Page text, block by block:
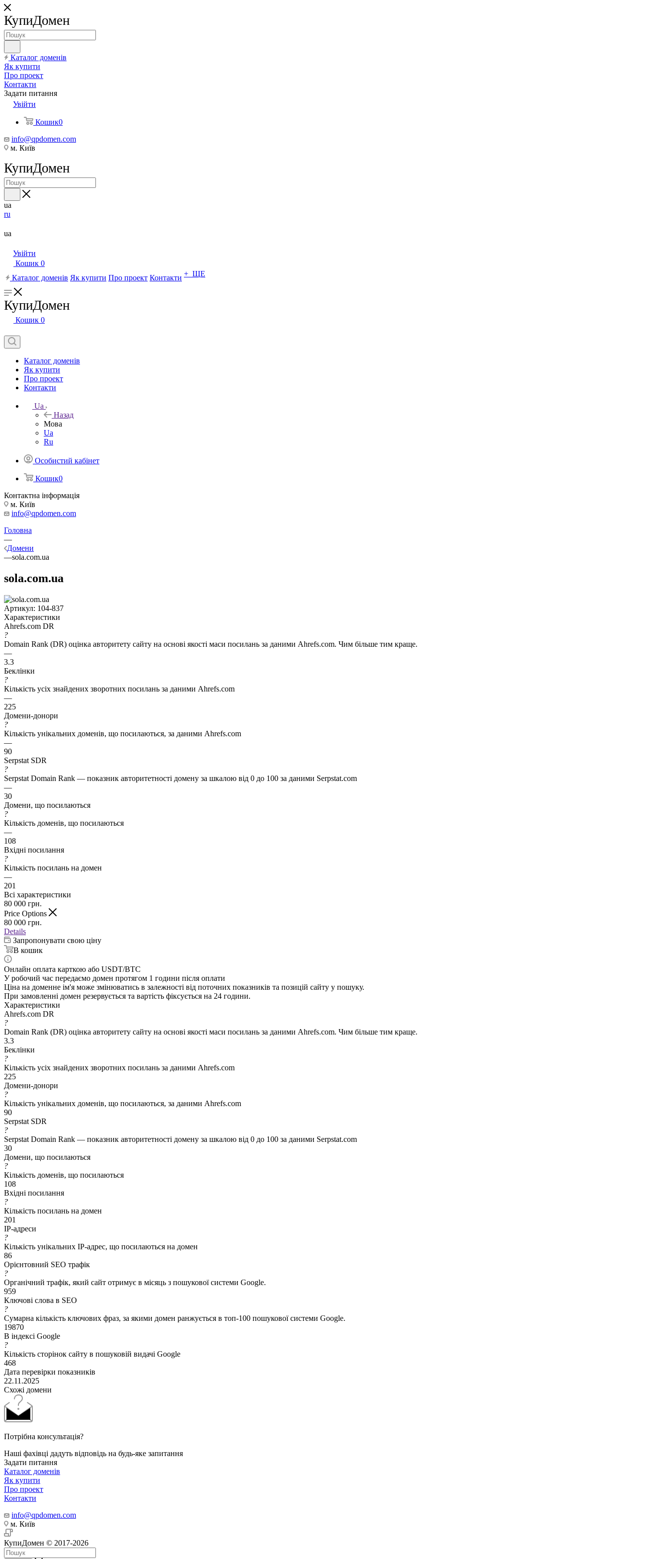
КупиДомен
Каталог доменів
Як купити
Про проект
Контакти
Задати питання
Увійти
Кошик0
info@qpdomen.com
м. Київ
КупиДомен
ua
ru
ua
Увійти
Кошик 0
Каталог доменів Як купити Про проект Контакти + ЩЕ
КупиДомен
Кошик 0
Каталог доменів
Як купити
Про проект
Контакти
Ua
Назад
Мова
Ua
Ru
Особистий кабінет
Кошик0
Контактна інформація
м. Київ
info@qpdomen.com
Головна
—
Домени
—sola.com.ua
sola.com.ua
Артикул: 104-837
Характеристики
Ahrefs.com DR
?
Domain Rank (DR) оцінка авторитету сайту на основі якості маси посилань за даними Ahrefs.com. Чим більше тим краще.
—
3.3
Беклінки
?
Кількість усіх знайдених зворотних посилань за даними Ahrefs.com
—
225
Домени-донори
?
Кількість унікальних доменів, що посилаються, за даними Ahrefs.com
—
90
Serpstat SDR
?
Serpstat Domain Rank — показник авторитетності домену за шкалою від 0 до 100 за даними Serpstat.com
—
30
Домени, що посилаються
?
Кількість доменів, що посилаються
—
108
Вхідні посилання
?
Кількість посилань на домен
—
201
Всі характеристики
80 000 грн.
Price Options
80 000 грн.
Details
Запропонувати свою ціну
В кошик
Онлайн оплата карткою або USDT/BTC
У робочий час передаємо домен протягом 1 години після оплати
Ціна на доменне ім'я може змінюватись в залежності від поточних показників та позицій сайту у пошуку.
При замовленні домен резервується та вартість фіксується на 24 години.
Характеристики
Ahrefs.com DR
?
Domain Rank (DR) оцінка авторитету сайту на основі якості маси посилань за даними Ahrefs.com. Чим більше тим краще.
3.3
Беклінки
?
Кількість усіх знайдених зворотних посилань за даними Ahrefs.com
225
Домени-донори
?
Кількість унікальних доменів, що посилаються, за даними Ahrefs.com
90
Serpstat SDR
?
Serpstat Domain Rank — показник авторитетності домену за шкалою від 0 до 100 за даними Serpstat.com
30
Домени, що посилаються
?
Кількість доменів, що посилаються
108
Вхідні посилання
?
Кількість посилань на домен
201
IP-адреси
?
Кількість унікальних IP-адрес, що посилаються на домен
86
Орієнтовний SEO трафік
?
Органічний трафік, який сайт отримує в місяць з пошукової системи Google.
959
Ключові слова в SEO
?
Сумарна кількість ключових фраз, за якими домен ранжується в топ-100 пошукової системи Google.
19870
В індексі Google
?
Кількість сторінок сайту в пошуковій видачі Google
468
Дата перевірки показників
22.11.2025
Схожі домени
Потрібна консультація?
Наші фахівці дадуть відповідь на будь-яке запитання
Задати питання
Каталог доменів
Як купити
Про проект
Контакти
info@qpdomen.com
м. Київ
КупиДомен © 2017-2026